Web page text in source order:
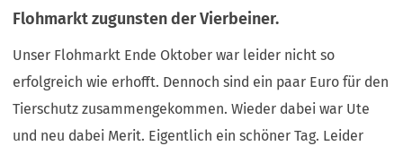
Flohmarkt zugunsten der Vierbeiner.
Unser Flohmarkt Ende Oktober war leider nicht so
erfolgreich wie erhofft. Dennoch sind ein paar Euro für den
Tierschutz zusammengekommen. Wieder dabei war Ute
und neu dabei Merit. Eigentlich ein schöner Tag. Leider